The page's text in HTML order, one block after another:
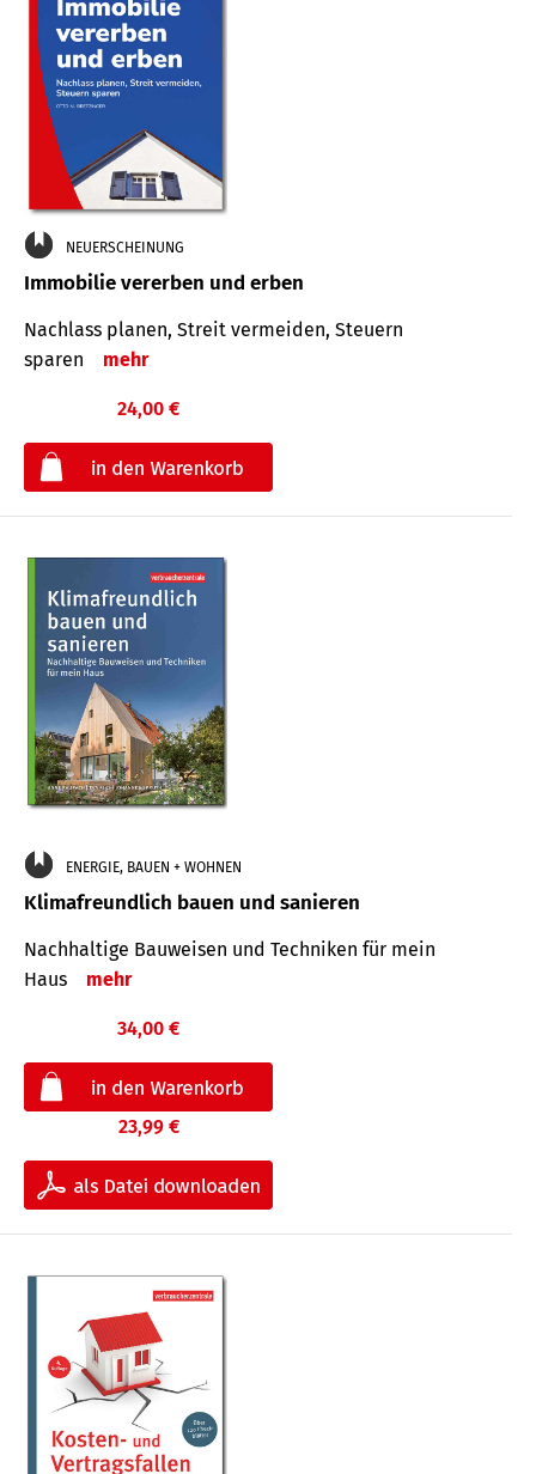
NEUERSCHEINUNG
Immobilie vererben und erben
Nachlass planen, Streit vermeiden, Steuern
sparen
mehr
24,00 €
ENERGIE, BAUEN + WOHNEN
Klimafreundlich bauen und sanieren
Nachhaltige Bauweisen und Techniken für mein
Haus
mehr
34,00 €
23,99 €